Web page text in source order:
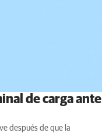
de carga ante
después de que la